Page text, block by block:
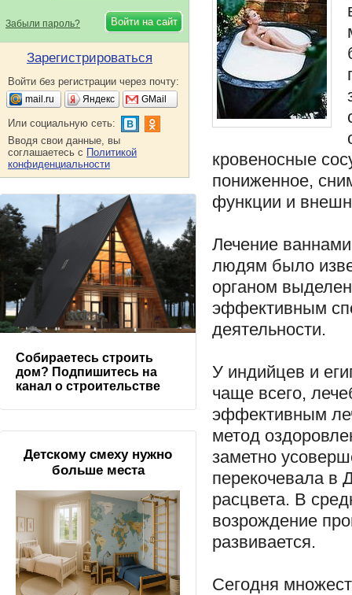
кровеносные
пониженное,
функции и
Лечение
людям было
органом
эффективным
деятельности.
У индийцев и
чаще всего,
эффективным
метод
заметно
перекочевала в
расцвета. В
возрождение
развивается.
Сегодня
Забыли пароль?
Зарегистрироваться
Войти без регистрации через почту:
mail.ru Яндекс GMail
Или социальную сеть:
Вводя свои данные, вы
соглашаетесь с Политикой
конфиденциальности
Собираетесь строить
дом? Подпишитесь на
канал о строительстве
Детскому смеху нужно
больше места